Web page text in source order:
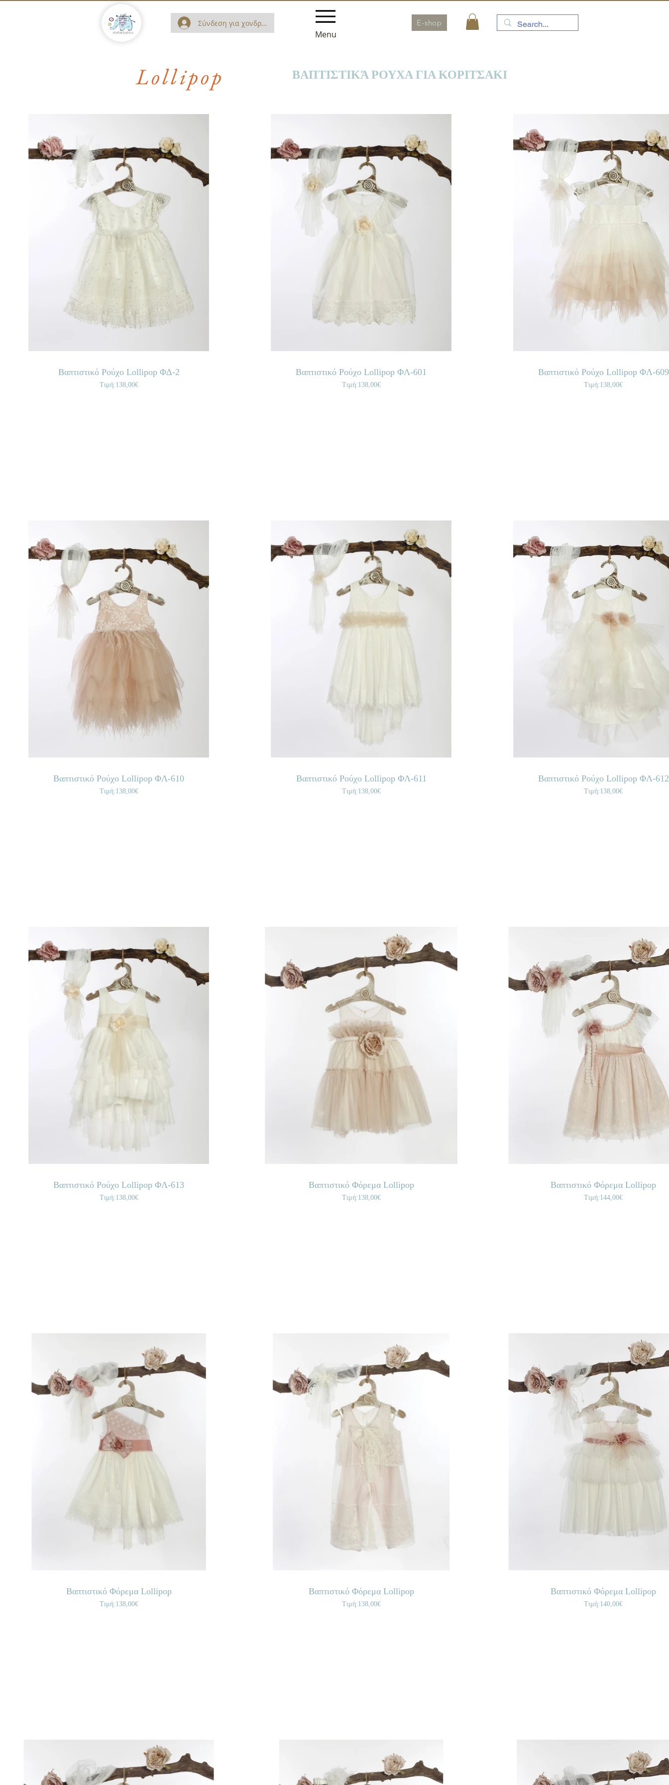
Σύνδεση για χονδρική E-shop
Menu
Lollipop ΒΑΠΤΙΣΤΙΚΆ ΡΟΥΧΑ ΓΙΑ ΚΟΡΙΤΣΑΚΙ
Βαπτιστικό Ρούχο Lollipop ΦΔ-2
Τιμή:138,00€
Βαπτιστικό Ρούχο Lollipop ΦΛ-601
Τιμή:138,00€
Βαπτιστικό Ρούχο Lollipop ΦΛ-609
Τιμή:138,00€
Βαπτιστικό Ρούχο Lollipop ΦΛ-610
Τιμή:138,00€
Βαπτιστικό Ρούχο Lollipop ΦΛ-611
Τιμή:138,00€
Βαπτιστικό Ρούχο Lollipop ΦΛ-612
Τιμή:138,00€
Βαπτιστικό Ρούχο Lollipop ΦΛ-613
Τιμή:138,00€
Βαπτιστικό Φόρεμα Lollipop
Τιμή:138,00€
Βαπτιστικό Φόρεμα Lollipop
Τιμή:144,00€
Βαπτιστικό Φόρεμα Lollipop
Τιμή:138,00€
Βαπτιστικό Φόρεμα Lollipop
Τιμή:138,00€
Βαπτιστικό Φόρεμα Lollipop
Τιμή:140,00€